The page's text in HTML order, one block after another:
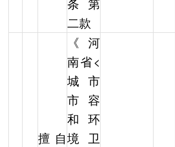
二款
擅自
《河
南省<
城市
市容
和环
境卫